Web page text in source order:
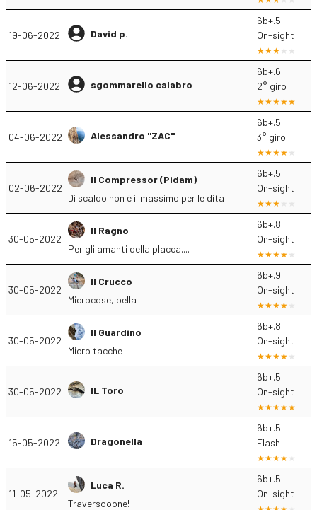
19-06-2022 David p.
6b+.5
On-sight
12-06-2022 sgommarello calabro
6b+.6
2° giro
04-06-2022 Alessandro "ZAC"
6b+.5
3° giro
02-06-2022
Il Compressor (Pidam)
Di scaldo non è il massimo per le dita
6b+.5
On-sight
30-05-2022
Il Ragno
Per gli amanti della placca....
6b+.8
On-sight
30-05-2022
Il Crucco
Microcose, bella
6b+.9
On-sight
30-05-2022
Il Guardino
Micro tacche
6b+.8
On-sight
30-05-2022 IL Toro
6b+.5
On-sight
15-05-2022 Dragonella
6b+.5
Flash
11-05-2022
Luca R.
Traversooone!
6b+.5
On-sight